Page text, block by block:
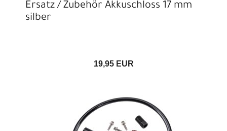
Ersatz / Zubehör Akkuschloss 17 mm
silber
19,95 EUR